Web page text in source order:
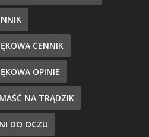
CENNIK
OPINIE
MAŚĆ NA TRĄDZIK
DO OCZU